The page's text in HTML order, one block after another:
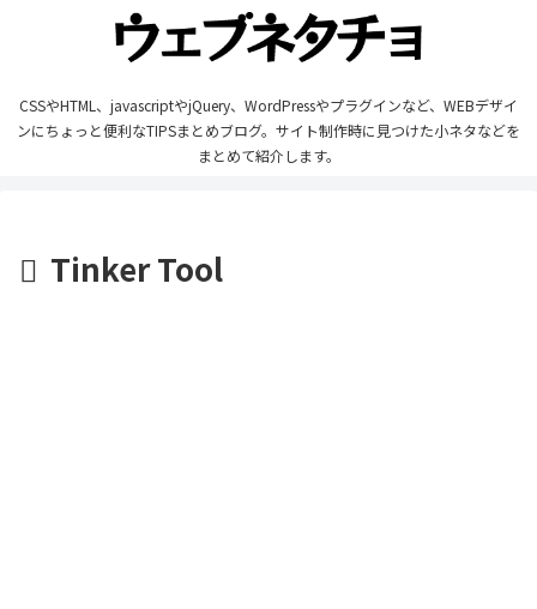
CSSやHTML、javascriptやjQuery、WordPressやプラグインなど、WEBデザイ
ンにちょっと便利なTIPSまとめブログ。サイト制作時に見つけた小ネタなどを
まとめて紹介します。
Tinker Tool